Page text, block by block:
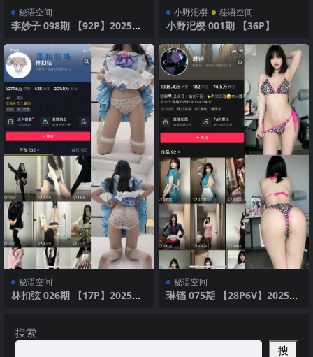
秘语空间
李妙子 098期 【92P】2025年
小野汜樱 秘语空间
小野汜樱 001期 【36P】
秘语空间
林扣弦 026期 【17P】2025年
秘语空间
琳铛 075期 【28P6V】2025年
搜索
搜